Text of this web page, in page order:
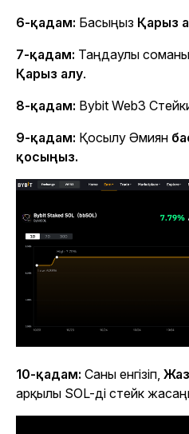
6-қадам: Басыңыз Қарыз
7-қадам: Таңдаулы соманы
Қарыз алу.
8-қадам: Bybit Web3
9-қадам: Қосылу Әмиян
қосыңыз.
10-қадам: Саны енгізіп,
арқылы SOL-ді стейк